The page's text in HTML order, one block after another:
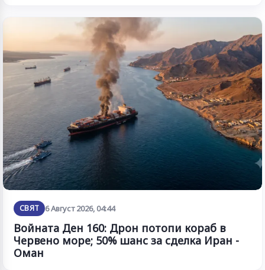
СВЯТ 6 Август 2026, 04:44
Войната Ден 160: Дрон потопи кораб в
Червено море; 50% шанс за сделка Иран -
Оман